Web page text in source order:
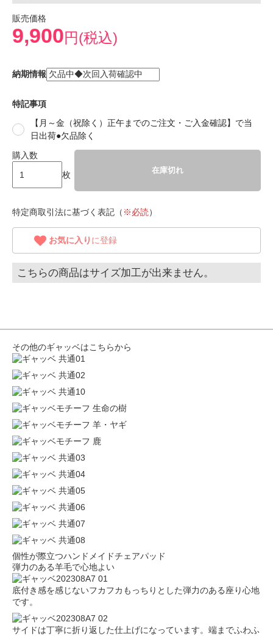
販売価格
9,900円(税込)
納期情報
特記事項
【月～金（祝除く）正午までのご注文・ご入金確認】で当
日出荷●欠品除く
購入数
枚
在庫切れ
特定商取引法に基づく表記（ ※必読）
お気に入り に登録
こちらの商品はサイズ加工が出来ません。
その他のギャッベはこちらから
個性が際立つハンドメイドチェアパッド
弾力のある羊毛で心地よい
底付き感を感じないフカフカもっちりとした弾力のある座り心地
です。
サイドは丁寧に折り返した仕上げになっています。端までふわふ